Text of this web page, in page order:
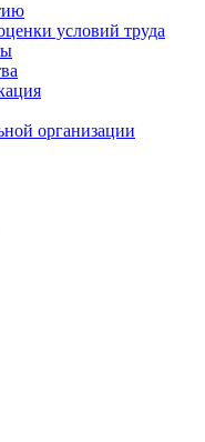
условий труда
организации